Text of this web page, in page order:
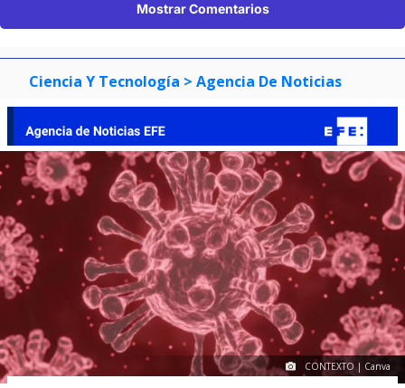
Mostrar Comentarios
Ciencia Y Tecnología > Agencia De Noticias
CONTEXTO | Canva